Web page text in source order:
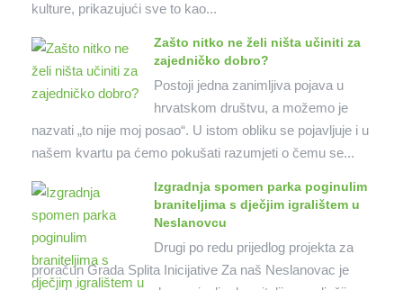
kulture, prikazujući sve to kao...
Zašto nitko ne želi ništa učiniti za
zajedničko dobro?
Postoji jedna zanimljiva pojava u
hrvatskom društvu, a možemo je
nazvati „to nije moj posao“. U istom obliku se pojavljuje i u
našem kvartu pa ćemo pokušati razumjeti o čemu se...
Izgradnja spomen parka poginulim
braniteljima s dječjim igralištem u
Neslanovcu
Drugi po redu prijedlog projekta za
proračun Grada Splita Inicijative Za naš Neslanovac je